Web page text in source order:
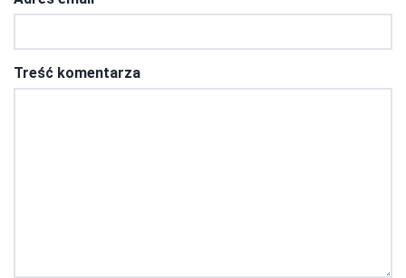
Treść komentarza